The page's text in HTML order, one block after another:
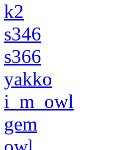
k2
s346
s366
yakko
i_m_owl
gem